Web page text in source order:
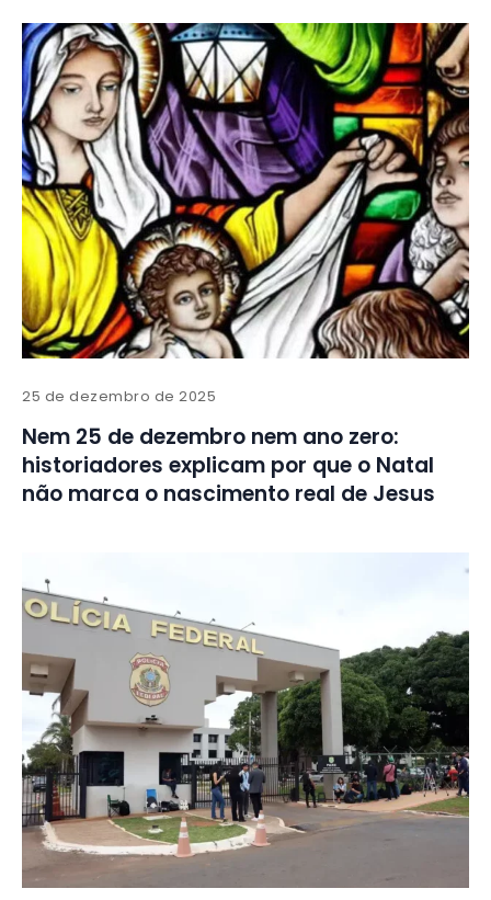
25 de dezembro de 2025
Nem 25 de dezembro nem ano zero:
historiadores explicam por que o Natal
não marca o nascimento real de Jesus